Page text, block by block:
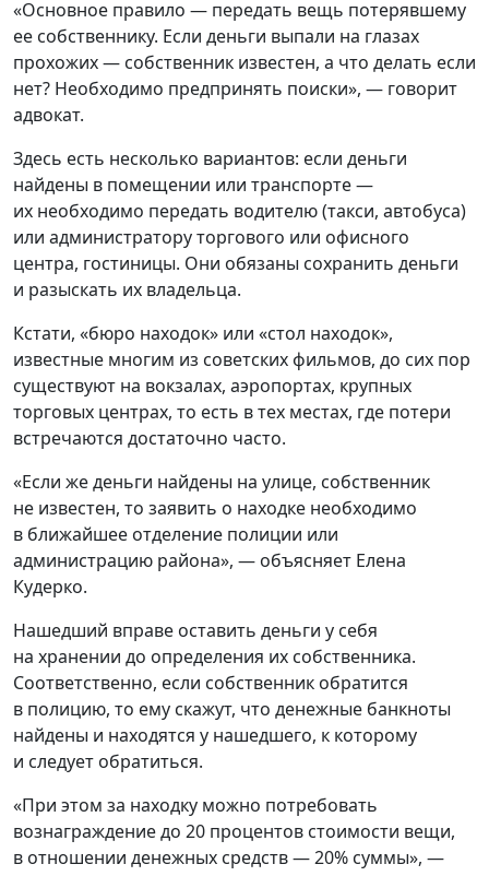
«Основное правило — передать вещь потерявшему
ее собственнику. Если деньги выпали на глазах
прохожих — собственник известен, а что делать если
нет? Необходимо предпринять поиски», — говорит
адвокат.
Здесь есть несколько вариантов: если деньги
найдены в помещении или транспорте —
их необходимо передать водителю (такси, автобуса)
или администратору торгового или офисного
центра, гостиницы. Они обязаны сохранить деньги
и разыскать их владельца.
Кстати, «бюро находок» или «стол находок»,
известные многим из советских фильмов, до сих пор
существуют на вокзалах, аэропортах, крупных
торговых центрах, то есть в тех местах, где потери
встречаются достаточно часто.
«Если же деньги найдены на улице, собственник
не известен, то заявить о находке необходимо
в ближайшее отделение полиции или
администрацию района», — объясняет Елена
Кудерко.
Нашедший вправе оставить деньги у себя
на хранении до определения их собственника.
Соответственно, если собственник обратится
в полицию, то ему cкажут, что денежные банкноты
найдены и находятся у нашедшего, к которому
и следует обратиться.
«При этом за находку можно потребовать
вознаграждение до 20 процентов стоимости вещи,
в отношении денежных средств — 20% суммы», —